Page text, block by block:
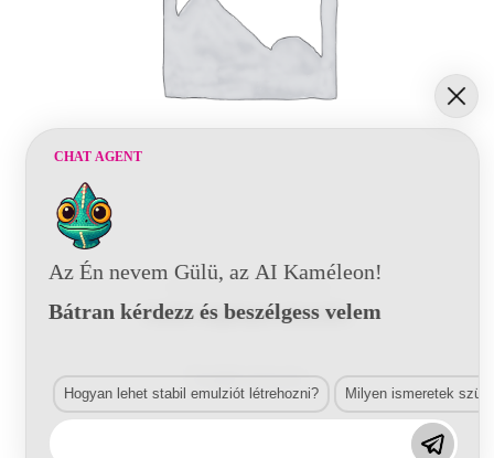
Autójavító kiegészítő termékek
Festék megfolyás eltávolító
Tovább olvasom
CHAT AGENT
Az Én nevem Gülü, az AI Kaméleon!
Bátran kérdezz és beszélgess velem
Hogyan lehet stabil emulziót létrehozni? Milyen ismeretek